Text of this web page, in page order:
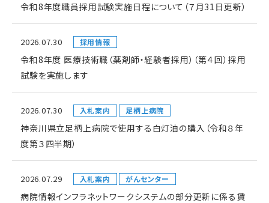
令和8年度職員採用試験実施日程について（７月31日更新）
2026.07.30 採用情報
令和8年度 医療技術職（薬剤師・経験者採用）（第４回）採用
試験を実施します
2026.07.30 入札案内 足柄上病院
神奈川県立足柄上病院で使用する白灯油の購入（令和８年
度第３四半期）
2026.07.29 入札案内 がんセンター
病院情報インフラネットワークシステムの部分更新に係る賃